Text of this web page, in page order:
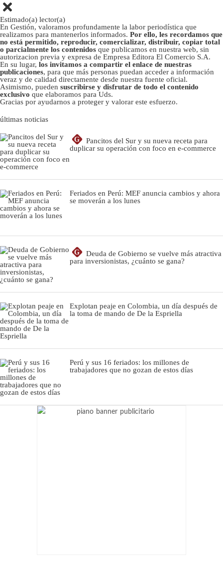
Estimado(a) lector(a)
En Gestión, valoramos profundamente la labor periodística que
realizamos para mantenerlos informados. Por ello, les recordamos que
no está permitido, reproducir, comercializar, distribuir, copiar total
o parcialmente los contenidos que publicamos en nuestra web, sin
autorizacion previa y expresa de Empresa Editora El Comercio S.A.
En su lugar, los invitamos a compartir el enlace de nuestras
publicaciones, para que más personas puedan acceder a información
veraz y de calidad directamente desde nuestra fuente oficial.
Asimismo, pueden suscribirse y disfrutar de todo el contenido
exclusivo que elaboramos para Uds.
Gracias por ayudarnos a proteger y valorar este esfuerzo.
últimas noticias
G
Pancitos del Sur y su nueva receta para
duplicar su operación con foco en e-commerce
Feriados en Perú: MEF anuncia cambios y ahora
se moverán a los lunes
G
Deuda de Gobierno se vuelve más atractiva
para inversionistas, ¿cuánto se gana?
Explotan peaje en Colombia, un día después de
la toma de mando de De la Espriella
Perú y sus 16 feriados: los millones de
trabajadores que no gozan de estos días